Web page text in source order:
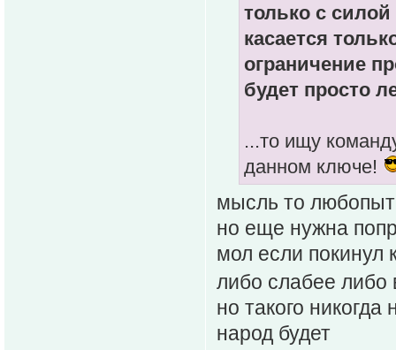
только с
касается
ограничение
будет просто
...то ищу
данном ключе!
мысль то
но еще нужна
мол если покинул
либо слабее либо
но такого
народ будет